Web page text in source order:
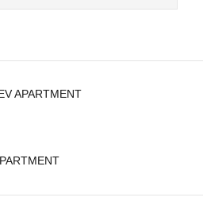
APARTMENT